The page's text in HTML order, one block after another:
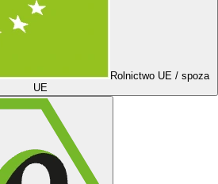
Rolnictwo UE / spoza
UE